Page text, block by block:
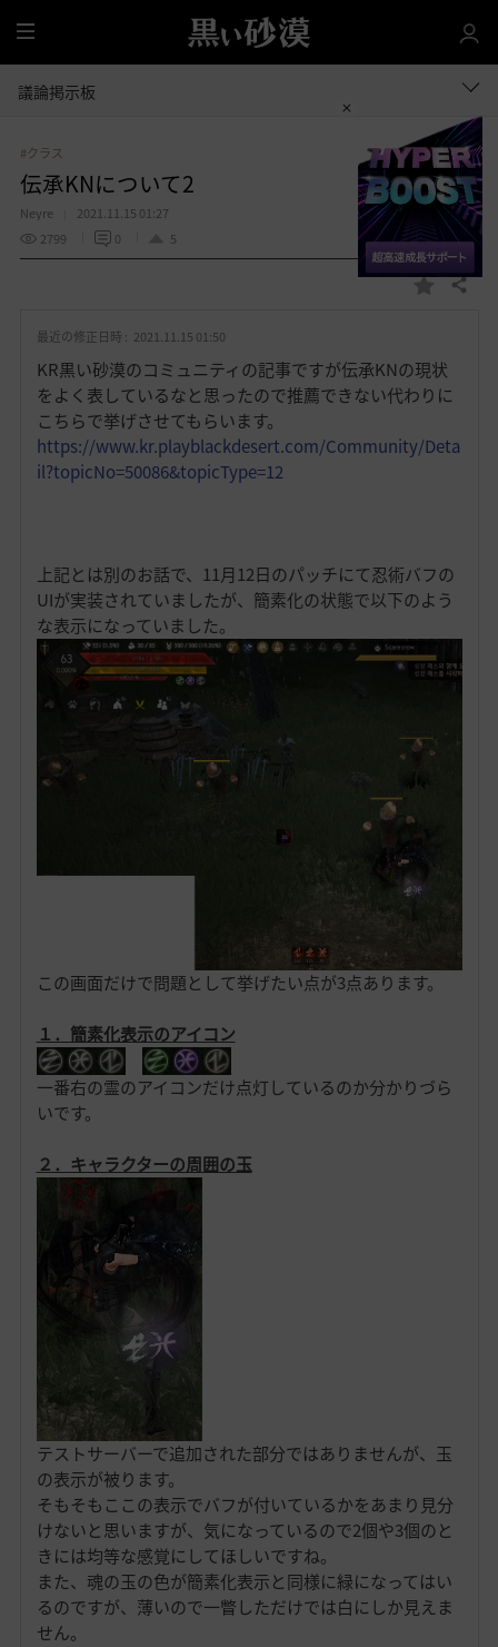
全
体
議論掲示板
#クラス
伝承KNについて2
Neyre
2021.11.15 01:27
2799
0 5
お
入
り
共有する
最近の修正日時 : 2021.11.15 01:50
KR黒い砂漠のコミュニティの記事ですが伝承KNの現状
をよく表しているなと思ったので推薦できない代わりに
こちらで挙げさせてもらいます。
https://www.kr.playblackdesert.com/Community/Deta
il?topicNo=50086&topicType=12
上記とは別のお話で、11月12日のパッチにて忍術バフの
UIが実装されていましたが、簡素化の状態で以下のよう
な表示になっていました。
この画面だけで問題として挙げたい点が3点あります。
１．簡素化表示のアイコン
一番右の霊のアイコンだけ点灯しているのか分かりづら
いです。
２．キャラクターの周囲の玉
テストサーバーで追加された部分ではありませんが、玉
の表示が被ります。
そもそもここの表示でバフが付いているかをあまり見分
けないと思いますが、気になっているので2個や3個のと
きには均等な感覚にしてほしいですね。
また、魂の玉の色が簡素化表示と同様に緑になってはい
るのですが、薄いので一瞥しただけでは白にしか見えま
せん。